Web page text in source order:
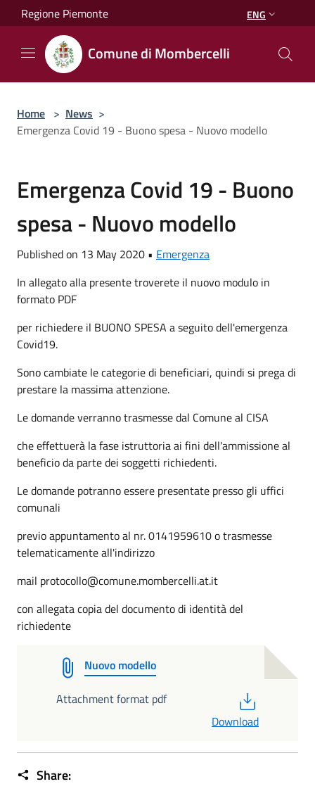
Salta al contenuto principale
Regione Piemonte ENG
Comune di Mombercelli
Home > News >
Emergenza Covid 19 - Buono spesa - Nuovo modello
Emergenza Covid 19 - Buono
spesa - Nuovo modello
Published on 13 May 2020 • Emergenza
In allegato alla presente troverete il nuovo modulo in
formato PDF
per richiedere il BUONO SPESA a seguito dell'emergenza
Covid19.
Sono cambiate le categorie di beneficiari, quindi si prega di
prestare la massima attenzione.
Le domande verranno trasmesse dal Comune al CISA
che effettuerà la fase istruttoria ai fini dell'ammissione al
beneficio da parte dei soggetti richiedenti.
Le domande potranno essere presentate presso gli uffici
comunali
previo appuntamento al nr. 0141959610 o trasmesse
telematicamente all'indirizzo
mail protocollo@comune.mombercelli.at.it
con allegata copia del documento di identità del
richiedente
Nuovo modello
Attachment format pdf
Download
Share: